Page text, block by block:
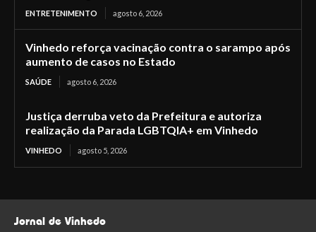
ENTRETENIMENTO agosto 6, 2026
Vinhedo reforça vacinação contra o sarampo após
aumento de casos no Estado
SAÚDE agosto 6, 2026
Justiça derruba veto da Prefeitura e autoriza
realização da Parada LGBTQIA+ em Vinhedo
VINHEDO agosto 5, 2026
Jornal de Vinhedo